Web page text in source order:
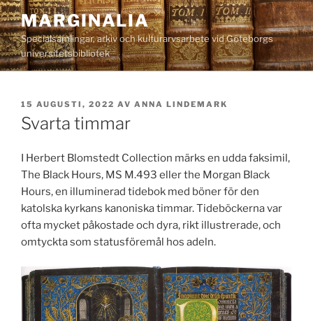
Hoppa
till
innehåll
MARGINALIA
Specialsamlingar, arkiv och kulturarvsarbete vid Göteborgs
universitetsbibliotek
PUBLICERAT
15 AUGUSTI, 2022 AV ANNA LINDEMARK
Svarta timmar
I Herbert Blomstedt Collection märks en udda faksimil,
The Black Hours, MS M.493 eller the Morgan Black
Hours, en illuminerad tidebok med böner för den
katolska kyrkans kanoniska timmar. Tideböckerna var
ofta mycket påkostade och dyra, rikt illustrerade, och
omtyckta som statusföremål hos adeln.